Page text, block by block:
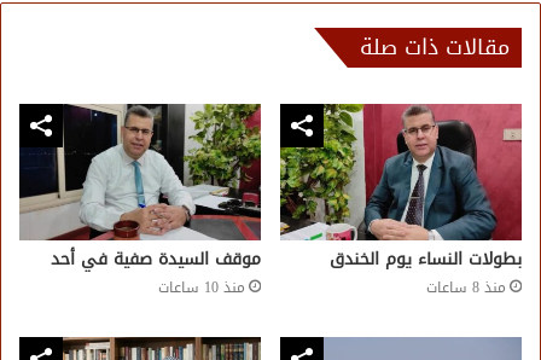
مقالات ذات صلة
بطولات النساء يوم الخندق
منذ 8 ساعات
موقف السيدة صفية في أحد
منذ 10 ساعات